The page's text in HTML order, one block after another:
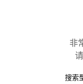
非
搜索